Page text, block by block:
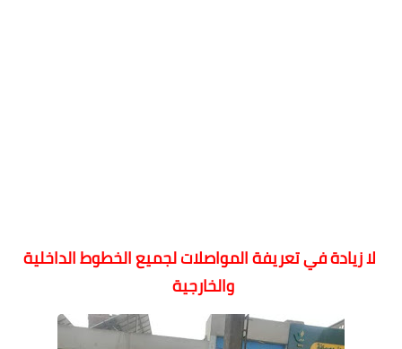
لا زيادة في تعريفة المواصلات لجميع الخطوط الداخلية
والخارجية